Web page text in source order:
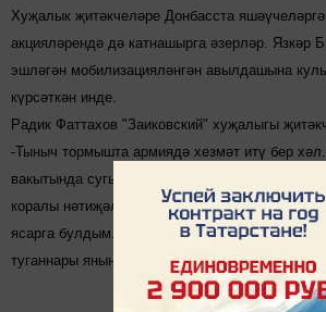
Хуҗалык җитәкчеләре Донбасста
акцияләрендә дә катнашырга әзерләр. Язкәр
эшләгән мобилизацияләнгән авылдашына
күрсәткән инде.
Радик Фаттахов "Заиковский" хуҗалыгы
-Тыныч тормышта армиядә хезмәт итү бер
вакытында сугышчының үзен саклау чаралары
коралы нәтиҗәле булырга тиеш. Ярдәмемне
ясарга булдым. Безнең тыныч тормышны
туганнары янына исән- сау кайта гына